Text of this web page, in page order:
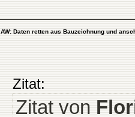
AW: Daten retten aus Bauzeichnung und
Zitat:
Zitat von